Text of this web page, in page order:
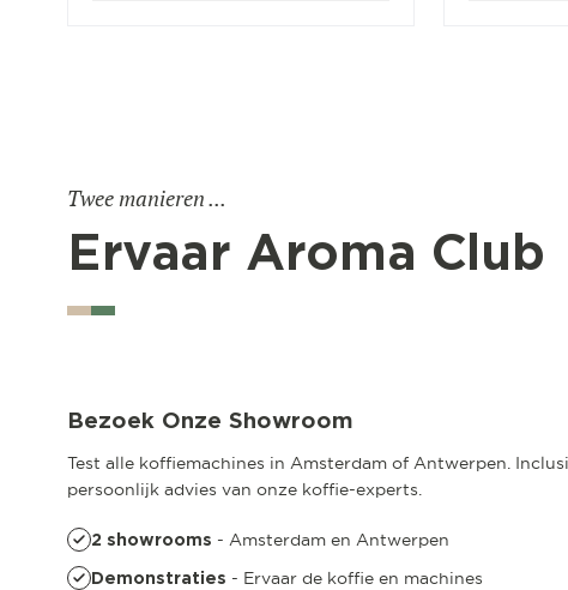
Twee manieren ...
Ervaar Aroma Club
Amsterdam
Bezoek Onze Showroom
Test alle koffiemachines in Amsterdam of Antwerpen.
persoonlijk advies van onze koffie-experts.
2 showrooms - Amsterdam en Antwerpen
Demonstraties - Ervaar de koffie en machines